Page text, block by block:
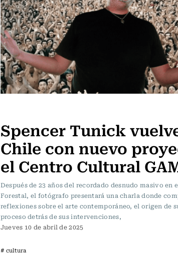
Spencer Tunick
Chile con nuevo
el Centro Cultural
Después de 23 años del recordado desnudo masivo en
Forestal, el fotógrafo presentará una charla donde
reflexiones sobre el arte contemporáneo, el origen de
proceso detrás de sus intervenciones,
Jueves 10 de abril de 2025
# cultura